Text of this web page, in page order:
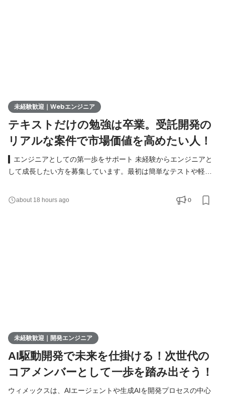
未経験歓迎｜Webエンジニア
テキストだけの勉強は卒業。受託開発の
リアルな案件で市場価値を高めたい人！
▍エンジニアとしての第一歩をサポート 未経験からエンジニアと
して成長したい方を募集しています。最初は簡単なテストや軽い
身につけられる環境です。 具体的な仕事内容 ● Webアプリや業務
システムのテスト・実装 ● 必要に応じた設計書の作成 ● チームツ
about 18 hours ago 0
未経験歓迎｜開発エンジニア
AI駆動開発で未来を仕掛ける！次世代の
コアメンバーとして一歩を踏み出そう！
ウィメックスは、AIエージェントや生成AIを開発プロセスの中心